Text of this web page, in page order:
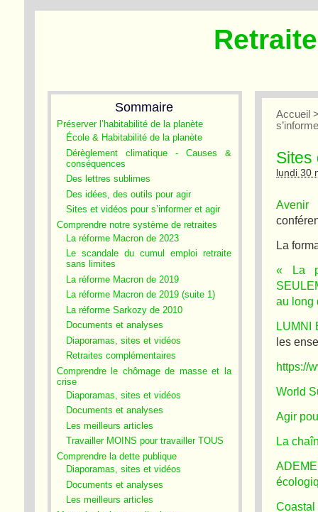
Sommaire
Préserver l’habitabilité de la planète
École & Habitabilité de la planète
Dérèglement climatique - Causes &
conséquences
Des lettres sublimes
Des idées, des outils pour agir
Sites et vidéos pour s’informer et agir
Comprendre notre système de retraites
La réforme Macron de 2023
Le scandale du cumul emploi retraite
sans limites
La réforme Macron de 2019
La réforme Macron de 2019 (suite 1)
La réforme Sarkozy de 2010
Documents et analyses
Diaporamas, sites et vidéos
Retraites complémentaires
Comprendre le chômage de masse et la
crise
Diaporamas, sites et vidéos
Documents et analyses
Les meilleurs articles
Travailler MOINS pour travailler TOUS
Comprendre la dette publique
Diaporamas, sites et vidéos
Documents et analyses
Les meilleurs articles
Accueil
Sites
lundi 30
Avenir
La
« La
au long
LUMNI
les
https://
World
Agir
La